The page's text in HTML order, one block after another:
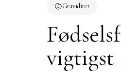
Graviditet
vigtigst